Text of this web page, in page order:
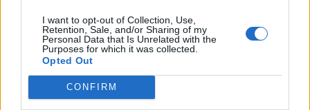
I want to opt-out of Collection, Use,
Retention, Sale, and/or Sharing of my
Personal Data that Is Unrelated with the
Purposes for which it was collected.
Opted Out
CONFIRM
pratiquer des activités qui font travailler tous les
principaux groupes musculaires. Pourtant, si
l’exercice d’aérobie est systématiquement associé à
une diminution du risque de décès, on ne sait pas si
l’exercice avec des poids et haltères peut avoir des